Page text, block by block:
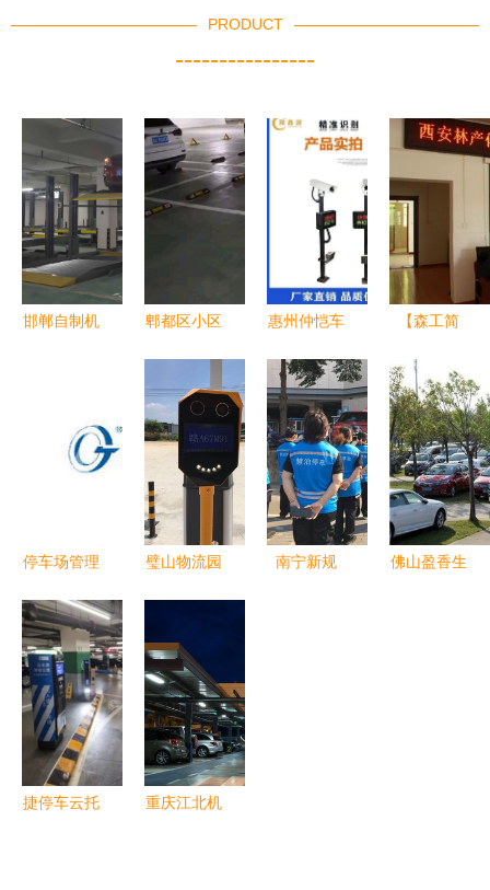
PRODUCT
----------------
邯郸自制机
车场 上下
郫都区小区
车位“只卖
不租”引争
议，装锁行
为引发关注
惠州仲恺车
一体机车牌
识别道闸系
统安装隆鑫
源惠州仲恺
【森工简
化厂召开第
九届八次职
工大会
停车场管理
行榜 第一
竟然是它，
彻底颠覆停
车场服务！
璧山物流园
费系统与优
质服务相融
合
南宁新规
佛山盈香生
捷停车云托
重庆江北机